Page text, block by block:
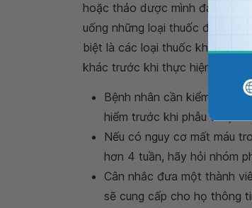
hoặc thảo dược mình đang
uống những loại thuốc đó
biệt là các loại thuốc kháng
khác trước khi thực hiện phẫu
Bệnh nhân cần kiểm tra
hiểm trước khi phẫu thuật
Nếu có nguy cơ mất máu
hơn 4 tuần, hãy hỏi nhóm
Cân nhắc đưa một thành
sẽ cung cấp cho họ thông